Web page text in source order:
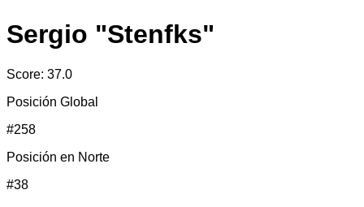
Sergio "Stenfks"
Score: 37.0
Posición Global
#258
Posición en Norte
#38